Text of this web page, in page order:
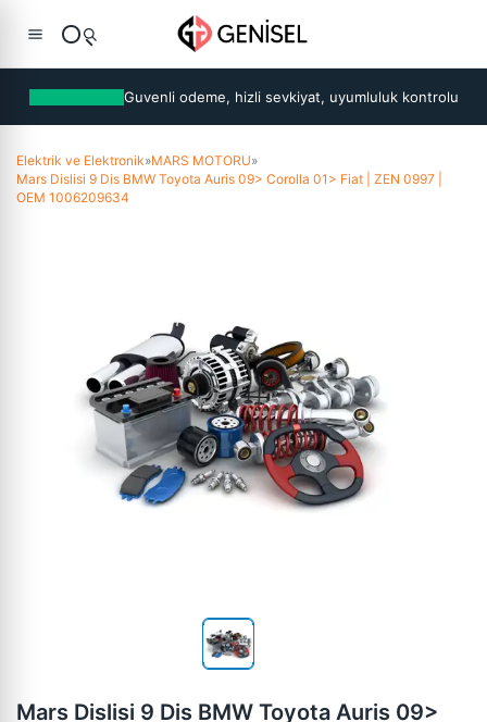
Guvenli odeme, hizli sevkiyat, uyumluluk kontrolu
Elektrik ve Elektronik»MARS MOTORU»
Mars Dislisi 9 Dis BMW Toyota Auris 09> Corolla 01> Fiat | ZEN 0997 |
OEM 1006209634
Mars Dislisi 9 Dis BMW Toyota Auris 09>